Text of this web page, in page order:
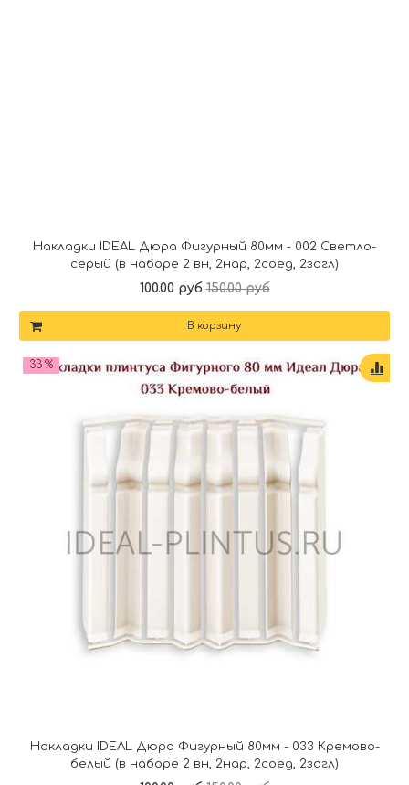
Накладки IDEAL Дюра Фигурный 80мм - 002 Светло-
серый (в наборе 2 вн, 2нар, 2соед, 2загл)
100.00 руб 150.00 руб
В корзину
33 %
Накладки IDEAL Дюра Фигурный 80мм - 033 Кремово-
белый (в наборе 2 вн, 2нар, 2соед, 2загл)